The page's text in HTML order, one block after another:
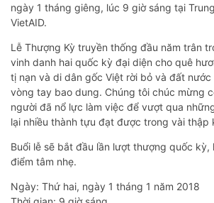
ngày 1 tháng giêng, lúc 9 giờ sáng tại
VietAID.
Lễ Thượng Kỳ truyền thống đầu năm trân
vinh danh hai quốc kỳ đại diện cho quê
tị nạn và di dân gốc Việt rời bỏ và đất nước
vòng tay bao dung. Chúng tôi chúc mừng
người đã nổ lực làm việc để vượt qua
lại nhiều thành tựu đạt được trong vài thập
Buổi lễ sẽ bắt đầu lần lượt thượng quốc kỳ,
điểm tâm nhẹ.
Ngày: Thứ hai, ngày 1 tháng 1 năm 2018